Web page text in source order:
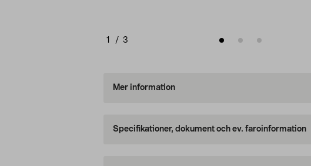
1 / 3
Mer information
Specifikationer, dokument och ev. faroinformation